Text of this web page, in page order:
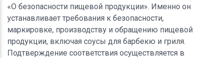
«О безопасности пищевой продукции». Именно он
устанавливает требования к безопасности,
маркировке, производству и обращению пищевой
продукции, включая соусы для барбекю и гриля.
Подтверждение соответствия осуществляется в